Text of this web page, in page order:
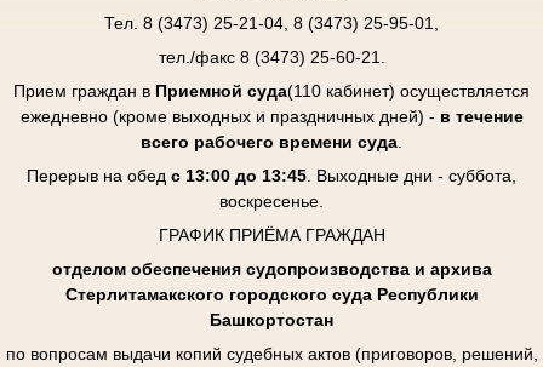
Тел. 8 (3473) 25-21-04, 8 (3473) 25-95-01,
тел./факс 8 (3473) 25-60-21.
Прием граждан в Приемной суда(110 кабинет) осуществляется
ежедневно (кроме выходных и праздничных дней) - в течение
всего рабочего времени суда
Перерыв на обед с 13:00 до 13:45 . Выходные дни - суббота,
воскресенье.
ГРАФИК ПРИЁМА ГРАЖДАН
отделом обеспечения судопроизводства и архива
Стерлитамакского городского суда Республики
Башкортостан
по вопросам выдачи копий судебных актов (приговоров, решений,